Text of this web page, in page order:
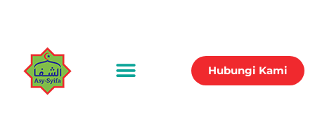
Hubungi Kami